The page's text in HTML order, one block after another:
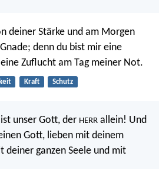
deiner Stärke und am Morgen
denn du bist mir eine
Zuflucht am Tag meiner Not.
Kraft Schutz
ist unser Gott, der HERR allein! Und
Gott, lieben mit deinem
deiner ganzen Seele und mit